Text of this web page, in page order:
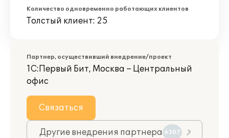
Количество одновременно работающих клиентов
Толстый клиент: 25
Партнер, осуществивший внедрение/проект
1С:Первый Бит, Москва – Центральный
офис
Связаться
Другие внедрения партнера 6307